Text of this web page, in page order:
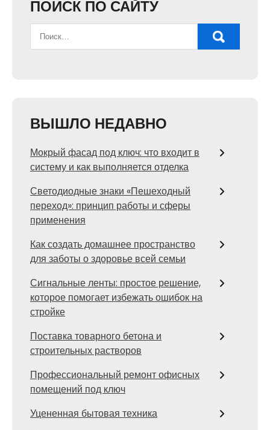
ПОИСК ПО САЙТУ
ВЫШЛО НЕДАВНО
Мокрый фасад под ключ: что входит в
систему и как выполняется отделка
Светодиодные знаки «Пешеходный
переход»: принцип работы и сферы
применения
Как создать домашнее пространство
для заботы о здоровье всей семьи
Сигнальные ленты: простое решение,
которое помогает избежать ошибок на
стройке
Поставка товарного бетона и
строительных растворов
Профессиональный ремонт офисных
помещений под ключ
Уцененная бытовая техника